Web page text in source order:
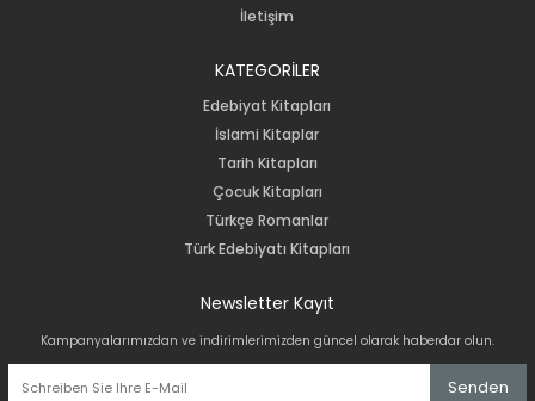
İletişim
KATEGORİLER
Edebiyat Kitapları
İslami Kitaplar
Tarih Kitapları
Çocuk Kitapları
Türkçe Romanlar
Türk Edebiyatı Kitapları
Newsletter Kayıt
Kampanyalarımızdan ve indirimlerimizden güncel olarak haberdar olun.
Senden